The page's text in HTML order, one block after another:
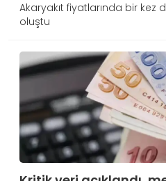
Akaryakıt fiyatlarında bir kez
oluştu